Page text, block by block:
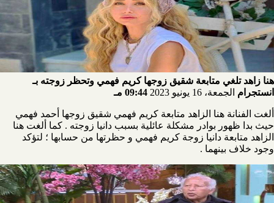
هنا زاهد تلغي متابعة شقيق زوجها كريم فهمي وتحظر زوجته بـ
انستجرام الجمعة، 16 يونيو 2023 09:44 مـ
ألغت الفنانة هنا الزاهد متابعة كريم فهمي شقيق زوجها أحمد فهمي
حيث بدا ظهور بوادر مشكلة عائلية بسبب دانيا زوجته . كما ألغت هنا
الزاهد متابعة دانيا زوجة كريم فهمي و حظرتها من حسابها ؛ لتؤكد
وجود خلاف بينهما .